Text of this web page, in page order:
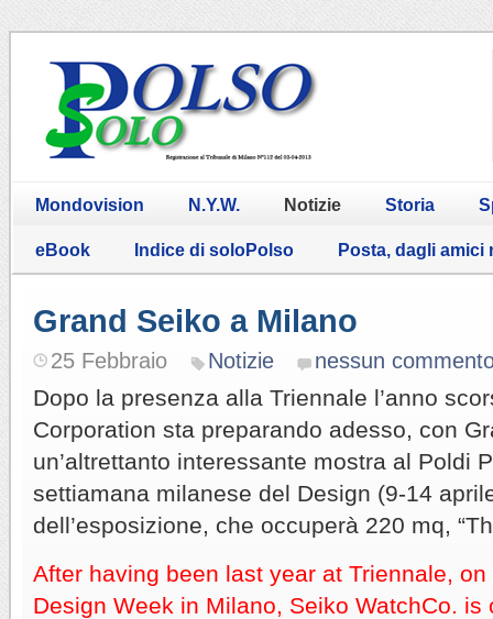
Mondovision N.Y.W. Notizie Storia
eBook Indice di soloPolso Posta, dagli amici
Grand Seiko a Milano
25 Febbraio Notizie nessun
Dopo la presenza alla Triennale l’anno
Corporation sta preparando adesso, con
un’altrettanto interessante mostra al Poldi
settiamana milanese del Design (9-14
dell’esposizione, che occuperà 220 mq,
After having been last year at Triennale,
Design Week in Milano, Seiko WatchCo. is